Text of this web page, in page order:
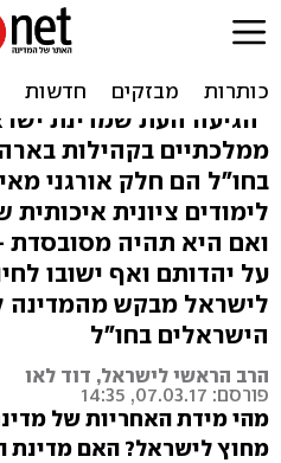
מדינת ישראל,
ממלכתיים
"הגיעה העת שמדינת
ממלכתיים בקהילות
בחו"ל הם חלק אורגני
לימודים ציונית
ואם היא תהיה מסובסדת
על יהדותם ואף ישובו
לישראל מבקש מהמדינה
הישראלים בחו"ל
הרב הראשי לישראל, דוד לאו
פורסם: 07.03.17, 14:35
מהי מידת האחריות של
מחוץ לישראל? האם מדינת